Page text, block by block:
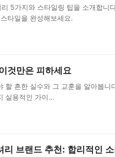
5가지와 스타일링 팁을 소개합니
타일을 완성해보세요.
것만은 피하세요
할 흔한 실수와 그 교훈을 알아봅니
실용적인 가이...
리 브랜드 추천: 합리적인